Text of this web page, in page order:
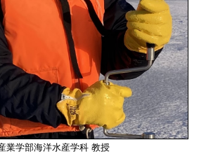
業学部海洋水産学科 教授